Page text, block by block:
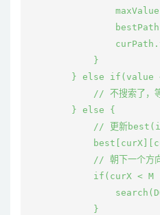
            }
} else if(value
// 不搜索了，
        } else {
// 更新
// 朝下一个方
if(curX < M
            }